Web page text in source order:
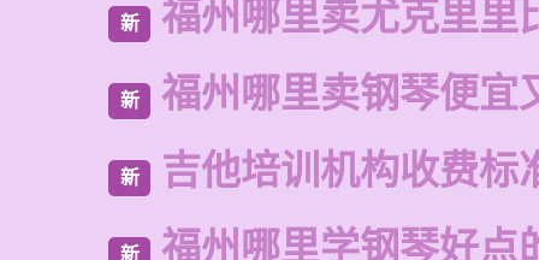
新 福州哪里卖尤克里里
新 福州哪里卖钢琴便宜
新 吉他培训机构收费标
新 福州哪里学钢琴好点